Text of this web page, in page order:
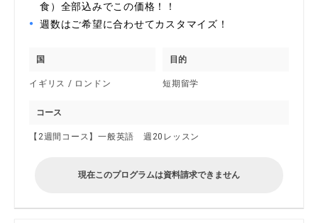
食）全部込みでこの価格！！
週数はご希望に合わせてカスタマイズ！
国
イギリス / ロンドン
目的
短期留学
コース
【2週間コース】一般英語 週20レッスン
現在このプログラムは資料請求できません